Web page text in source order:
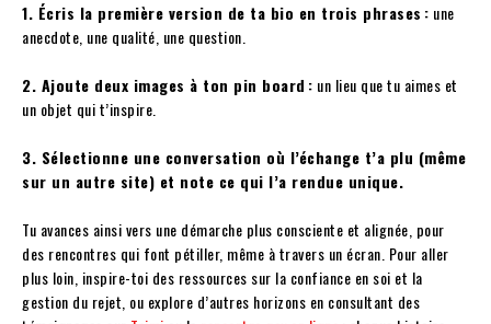
1. Écris la première version de ta bio en trois phrases : une
anecdote, une qualité, une question.
2. Ajoute deux images à ton pin board : un lieu que tu aimes et
un objet qui t’inspire.
3. Sélectionne une conversation où l’échange t’a plu (même
sur un autre site) et note ce qui l’a rendue unique.
Tu avances ainsi vers une démarche plus consciente et alignée, pour
des rencontres qui font pétiller, même à travers un écran. Pour aller
plus loin, inspire-toi des ressources sur la confiance en soi et la
gestion du rejet, ou explore d’autres horizons en consultant des